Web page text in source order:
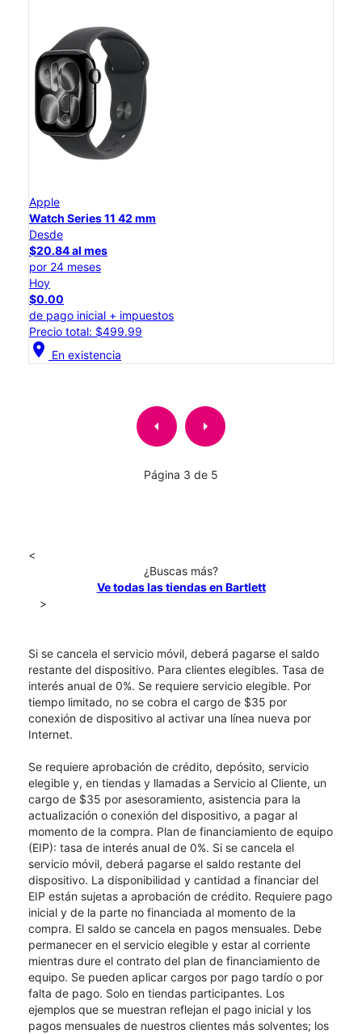
Apple
Watch Series 11 42 mm
Desde
$20.84 al mes
por 24 meses
Hoy
$0.00
de pago inicial + impuestos
Precio total: $499.99
location_on En existencia
arrow_left arrow_right
Página 3 de 5
<
¿Buscas más?
Ve todas las tiendas en Bartlett
>
Si se cancela el servicio móvil, deberá pagarse el saldo
restante del dispositivo. Para clientes elegibles. Tasa de
interés anual de 0%. Se requiere servicio elegible. Por
tiempo limitado, no se cobra el cargo de $35 por
conexión de dispositivo al activar una línea nueva por
Internet.
Se requiere aprobación de crédito, depósito, servicio
elegible y, en tiendas y llamadas a Servicio al Cliente, un
cargo de $35 por asesoramiento, asistencia para la
actualización o conexión del dispositivo, a pagar al
momento de la compra. Plan de financiamiento de equipo
(EIP): tasa de interés anual de 0%. Si se cancela el
servicio móvil, deberá pagarse el saldo restante del
dispositivo. La disponibilidad y cantidad a financiar del
EIP están sujetas a aprobación de crédito. Requiere pago
inicial y de la parte no financiada al momento de la
compra. El saldo se cancela en pagos mensuales. Debe
permanecer en el servicio elegible y estar al corriente
mientras dure el contrato del plan de financiamiento de
equipo. Se pueden aplicar cargos por pago tardío o por
falta de pago. Solo en tiendas participantes. Los
ejemplos que se muestran reflejan el pago inicial y los
pagos mensuales de nuestros clientes más solventes; los